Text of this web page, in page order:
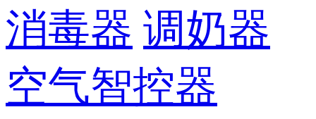
消毒器 调奶器
空气智控器